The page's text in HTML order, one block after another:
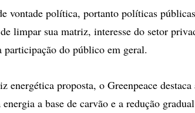
vontade política, portanto políticas
limpar sua matriz, interesse do setor
participação do público em geral.
energética proposta, o Greenpeace
a base de carvão e a redução